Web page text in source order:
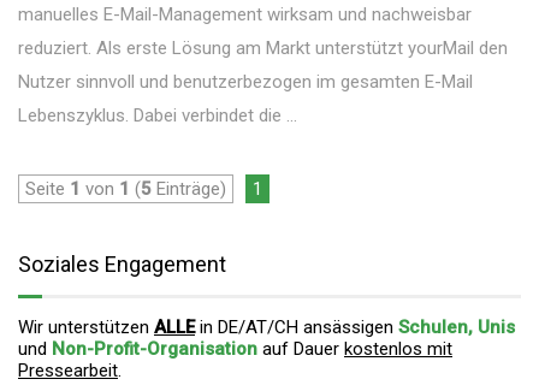
manuelles E-Mail-Management wirksam und nachweisbar
reduziert. Als erste Lösung am Markt unterstützt yourMail den
Nutzer sinnvoll und benutzerbezogen im gesamten E-Mail
Lebenszyklus. Dabei verbindet die ...
Seite 1 von 1 (5 Einträge) 1
Soziales Engagement
Wir unterstützen ALLEin DE/AT/CH ansässigen Schulen, Unis
und Non-Profit-Organisation auf Dauer kostenlos mit
Pressearbeit.